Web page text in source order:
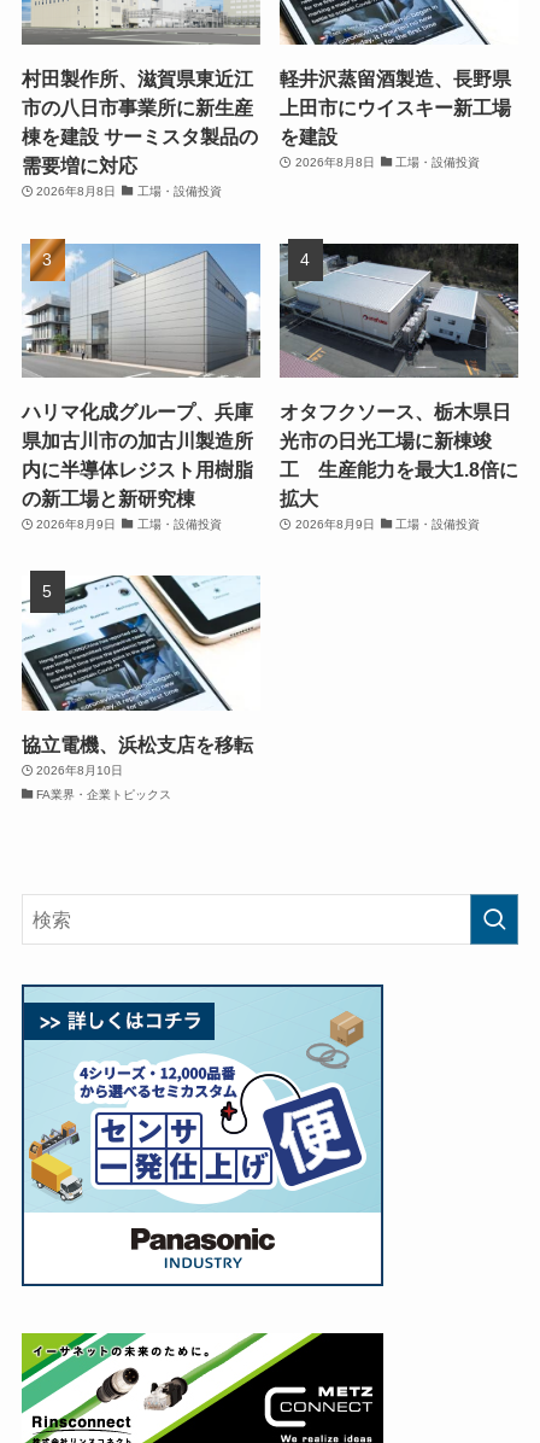
村田製作所、滋賀県東近江
市の八日市事業所に新生産
棟を建設 サーミスタ製品の
需要増に対応
2026年8月8日 工場・設備投資
軽井沢蒸留酒製造、長野県
上田市にウイスキー新工場
を建設
2026年8月8日 工場・設備投資
ハリマ化成グループ、兵庫
県加古川市の加古川製造所
内に半導体レジスト用樹脂
の新工場と新研究棟
2026年8月9日 工場・設備投資
オタフクソース、栃木県日
光市の日光工場に新棟竣
工 生産能力を最大1.8倍に
拡大
2026年8月9日 工場・設備投資
協立電機、浜松支店を移転
2026年8月10日
FA業界・企業トピックス